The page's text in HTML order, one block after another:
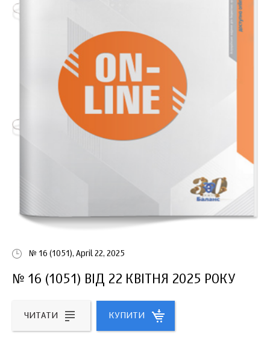
№ 16 (1051), April 22, 2025
№ 16 (1051) ВІД 22 КВІТНЯ 2025 РОКУ
ЧИТАТИ КУПИТИ